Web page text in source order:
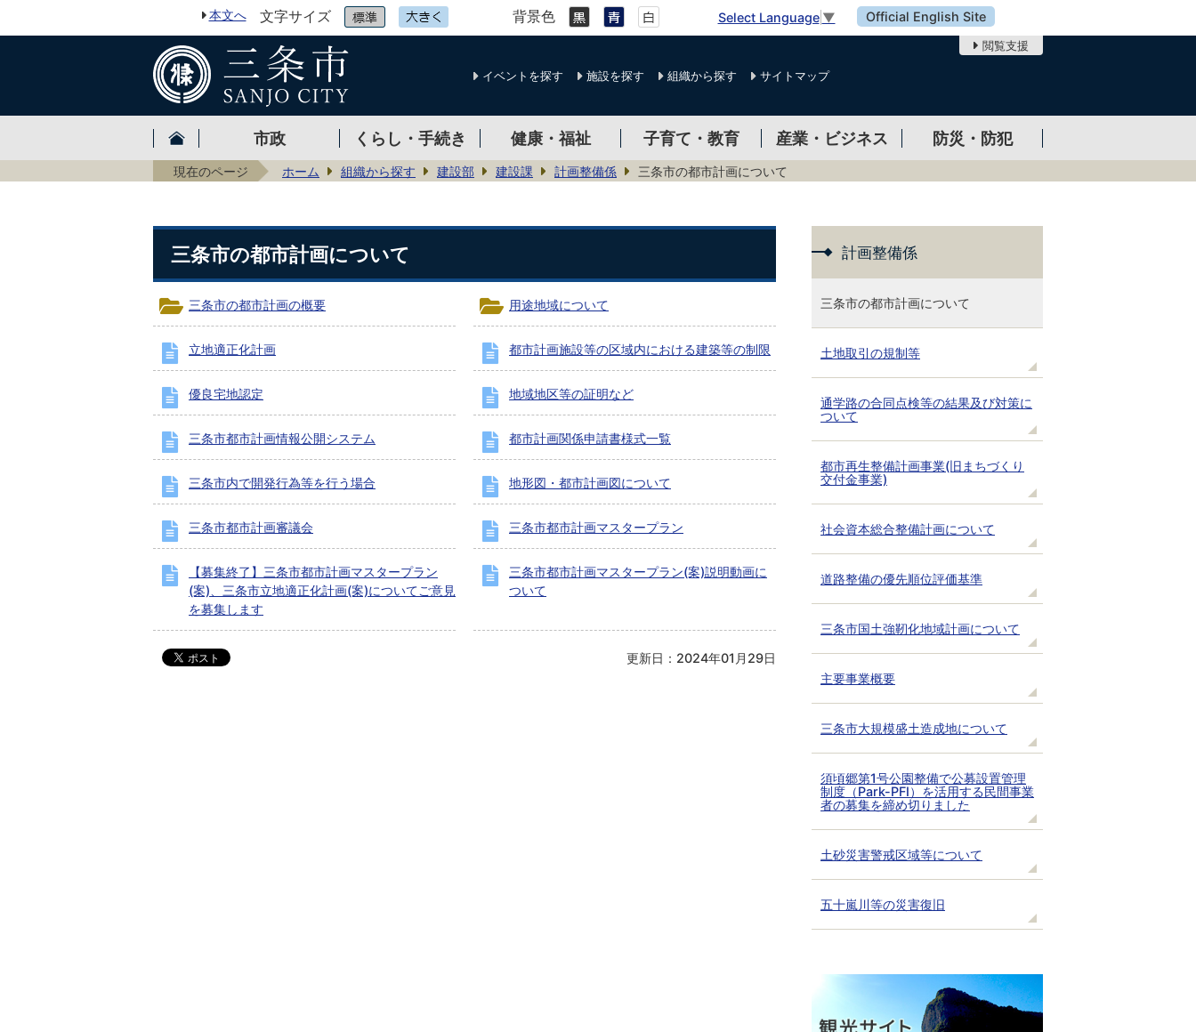
本文へ 文字サイズ 背景色 Select Language ▼ Official English Site
閲覧支援
イベントを探す 施設を探す 組織から探す サイトマップ
市政 くらし・手続き 健康・福祉 子育て・教育 産業・ビジネス 防災・防犯
現在のページ ホーム 組織から探す 建設部 建設課 計画整備係 三条市の都市計画について
三条市の都市計画について
三条市の都市計画の概要 用途地域について
立地適正化計画 都市計画施設等の区域内における建築等の制限
優良宅地認定 地域地区等の証明など
三条市都市計画情報公開システム 都市計画関係申請書様式一覧
三条市内で開発行為等を行う場合 地形図・都市計画図について
三条市都市計画審議会 三条市都市計画マスタープラン
【募集終了】三条市都市計画マスタープラン
(案)、三条市立地適正化計画(案)についてご意見
を募集します
三条市都市計画マスタープラン(案)説明動画に
ついて
更新日：2024年01月29日
計画整備係
三条市の都市計画について
土地取引の規制等
通学路の合同点検等の結果及び対策に
ついて
都市再生整備計画事業(旧まちづくり
交付金事業)
社会資本総合整備計画について
道路整備の優先順位評価基準
三条市国土強靭化地域計画について
主要事業概要
三条市大規模盛土造成地について
須頃郷第1号公園整備で公募設置管理
制度（Park-PFI）を活用する民間事業
者の募集を締め切りました
土砂災害警戒区域等について
五十嵐川等の災害復旧